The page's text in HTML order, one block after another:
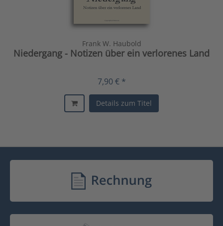
Frank W. Haubold
Niedergang - Notizen über ein verlorenes Land
7,90 € *
Details zum Titel